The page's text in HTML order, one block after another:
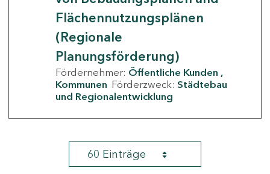
Flächennutzungsplänen
(Regionale
Planungsförderung)
Fördernehmer: Öffentliche Kunden
Kommunen Förderzweck: Städtebau
und Regionalentwicklung
60 Einträge